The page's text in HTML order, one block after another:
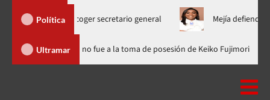
Política
para escoger secretario general Mejía defiende consenso
Ultramar Luis Abinader no fue a la toma de posesión de Keiko